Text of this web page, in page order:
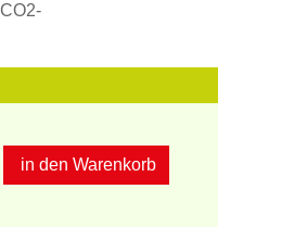
in den Warenkorb